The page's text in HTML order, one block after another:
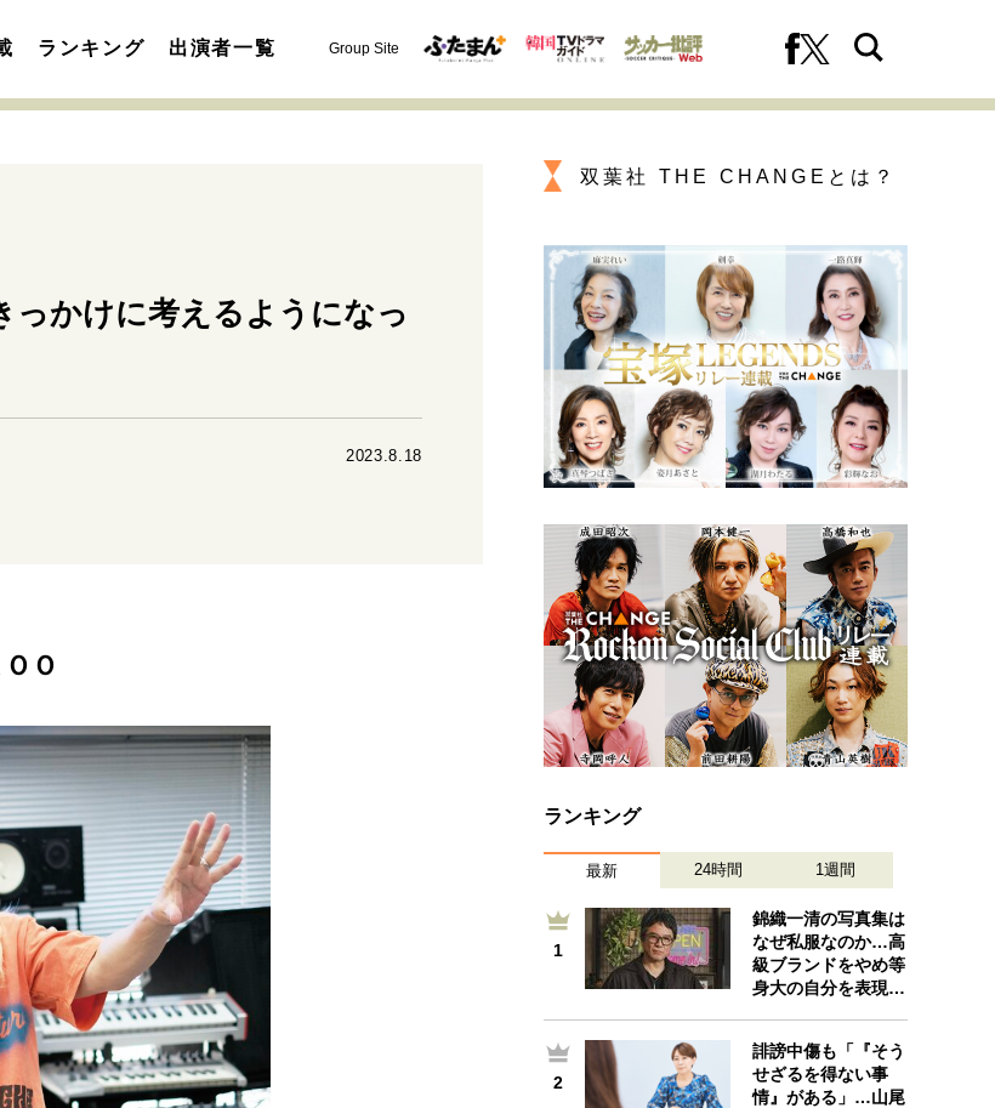
ランキング 出演者一覧 Group Site
い 決断の裏側 挫折からの再起
プロフェッショナルの矜持
ファーストキャリアを拓く
忘れられない言葉 10代・20代の土台
親になるということ
こと
移住という選択
一生モノの愛用品
ス
60代のネクストステージ
お金との付き合い方
っかけに考えるようになっ
2023.8.18
Ｏ
双葉社 THE CHANGEとは？
ランキング
最新 24時間 1週間
1
錦織一清の写真集は
なぜ私服なのか…高
級ブランドをやめ等
身大の自分を表現…
2
誹謗中傷も「『そう
せざるを得ない事
情』がある」…山尾